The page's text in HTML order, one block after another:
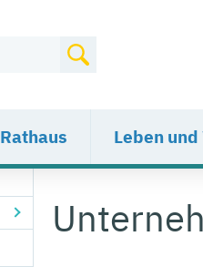
Rathaus Leben und